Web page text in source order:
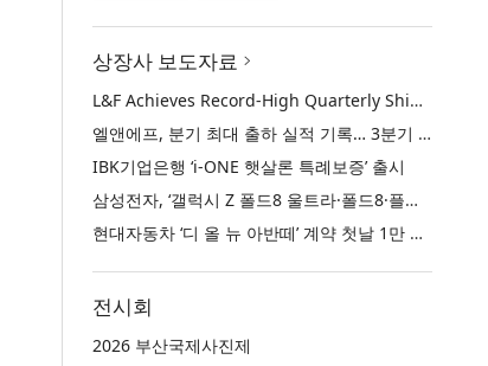
상장사 보도자료
L&F Achieves Record-High Quarterly Shipments, Begins LFP Supply for North American ESS in Q3 Advancing its Two-Track NCM and LFP Growth Strategy
엘앤에프, 분기 최대 출하 실적 기록… 3분기 북미 ESS향 LFP 공급 착수 NCM+LFP ‘2-Track’ 성장 전략 실현
IBK기업은행 ‘i-ONE 햇살론 특례보증’ 출시
삼성전자, ‘갤럭시 Z 폴드8 울트라·폴드8·플립8’과 ‘갤럭시 워치 울트라2·워치9’ 국내 공식 출시
현대자동차 ‘디 올 뉴 아반떼’ 계약 첫날 1만 대 돌파
전시회
2026 부산국제사진제